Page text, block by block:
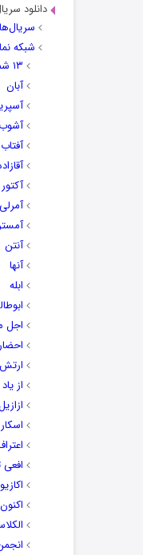
دانلود
شبکه
۱۳ شمالی
آبان
آشوب
آکتور
آمرلی
آنتن
آنها
ابله
اجل
احضار
از
اسکار
افعی
اکنون